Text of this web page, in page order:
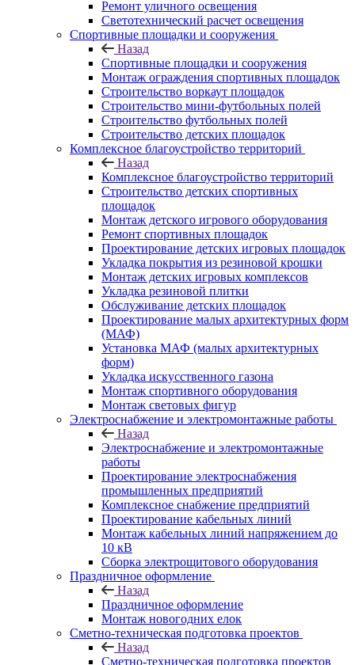
Ремонт уличного освещения
Светотехнический расчет освещения
Спортивные площадки и сооружения
Назад
Спортивные площадки и сооружения
Монтаж ограждения спортивных площадок
Строительство воркаут площадок
Строительство мини-футбольных полей
Строительство футбольных полей
Строительство детских площадок
Комплексное благоустройство территорий
Назад
Комплексное благоустройство территорий
Строительство детских спортивных
площадок
Монтаж детского игрового оборудования
Ремонт спортивных площадок
Проектирование детских игровых площадок
Укладка покрытия из резиновой крошки
Монтаж детских игровых комплексов
Укладка резиновой плитки
Обслуживание детских площадок
Проектирование малых архитектурных форм
(МАФ)
Установка МАФ (малых архитектурных
форм)
Укладка искусственного газона
Монтаж спортивного оборудования
Монтаж световых фигур
Электроснабжение и электромонтажные работы
Назад
Электроснабжение и электромонтажные
работы
Проектирование электроснабжения
промышленных предприятий
Комплексное снабжение предприятий
Проектирование кабельных линий
Монтаж кабельных линий напряжением до
10 кВ
Сборка электрощитового оборудования
Праздничное оформление
Назад
Праздничное оформление
Монтаж новогодних елок
Сметно-техническая подготовка проектов
Назад
Сметно-техническая подготовка проектов